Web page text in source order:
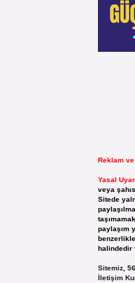
Reklam
Yasal
veya
Sitede
paylaşım
halindedir
Sitemiz,
İletişim